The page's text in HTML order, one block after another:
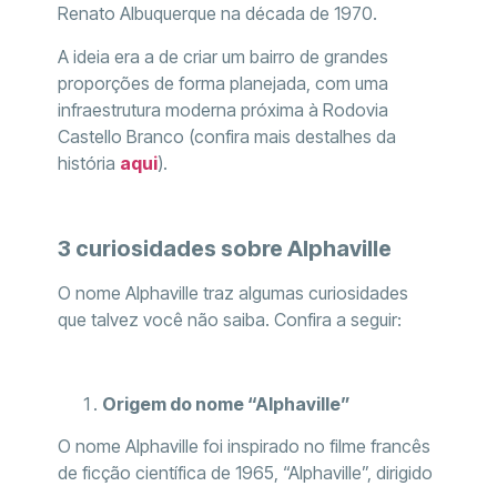
Renato Albuquerque na década de 1970.
A ideia era a de criar um bairro de grandes
proporções de forma planejada, com uma
infraestrutura moderna próxima à Rodovia
Castello Branco (confira mais destalhes da
história aqui).
3 curiosidades sobre Alphaville
O nome Alphaville traz algumas curiosidades
que talvez você não saiba. Confira a seguir:
Origem do nome “Alphaville”
O nome Alphaville foi inspirado no filme francês
de ficção científica de 1965, “Alphaville”, dirigido